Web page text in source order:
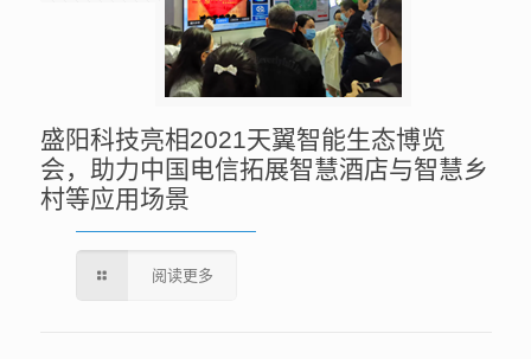
盛阳科技亮相2021天翼智能生态博览
会，助力中国电信拓展智慧酒店与智慧乡
村等应用场景
阅读更多